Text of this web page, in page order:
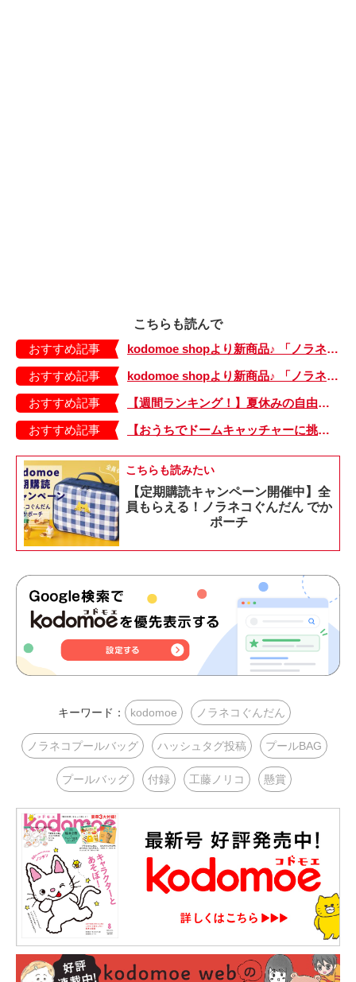
こちらも読んで
おすすめ記事
kodomoe shopより新商品♪ 「ノラネコぐんだん」耐熱マグ3種が登場！
おすすめ記事
kodomoe shopより新商品♪ 「ノラネコぐんだん」なりきり帽子（大、小）が登場！
おすすめ記事
【週間ランキング！】夏休みの自由研究記事がランクイン！ kodomoe web 7月12日～18日の週間TOP5★
おすすめ記事
【おうちでドームキャッチャーに挑戦だ】アンパンマン わくわくドームキャッチャー
こちらも読みたい
【定期購読キャンペーン開催中】全
員もらえる！ノラネコぐんだん でか
ポーチ
キーワード： kodomoe ノラネコぐんだん
ノラネコプールバッグ ハッシュタグ投稿 プールBAG
プールバッグ 付録 工藤ノリコ 懸賞